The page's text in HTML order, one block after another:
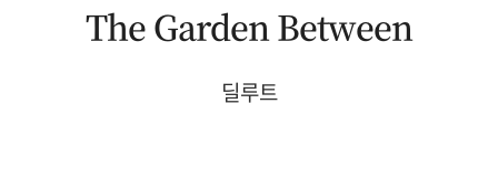
The Garden Between
딜루트